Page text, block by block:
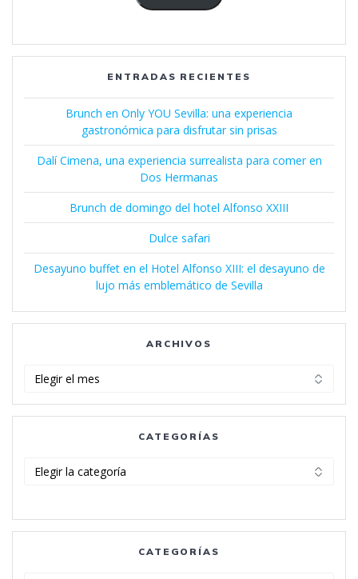
ENTRADAS RECIENTES
Brunch en Only YOU Sevilla: una experiencia
gastronómica para disfrutar sin prisas
Dalí Cimena, una experiencia surrealista para comer en
Dos Hermanas
Brunch de domingo del hotel Alfonso XXIII
Dulce safari
Desayuno buffet en el Hotel Alfonso XIII: el desayuno de
lujo más emblemático de Sevilla
ARCHIVOS
CATEGORÍAS
CATEGORÍAS